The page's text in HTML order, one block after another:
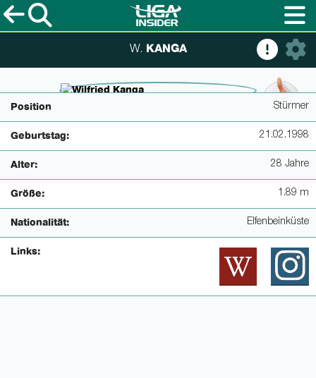
W. KANGA
© www.bundesliga.com
Position Stürmer
Geburtstag: 21.02.1998
Alter: 28 Jahre
Größe: 1.89 m
Nationalität: Elfenbeinküste
Links: